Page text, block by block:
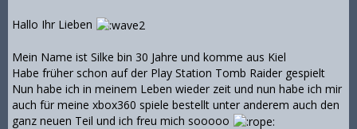
Hallo Ihr Lieben
Mein Name ist Silke bin 30 Jahre und komme aus Kiel
Habe früher schon auf der Play Station Tomb Raider gespielt
Nun habe ich in meinem Leben wieder zeit und nun habe ich mir
auch für meine xbox360 spiele bestellt unter anderem auch den
ganz neuen Teil und ich freu mich sooooo